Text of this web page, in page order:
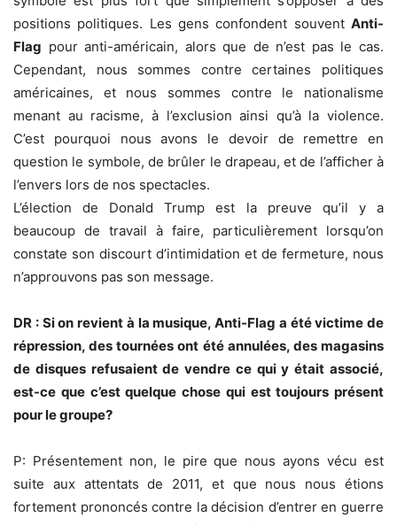
positions politiques. Les gens confondent souvent Anti-
Flag pour anti-américain, alors que de n’est pas le cas.
Cependant, nous sommes contre certaines politiques
américaines, et nous sommes contre le nationalisme
menant au racisme, à l’exclusion ainsi qu’à la violence.
C’est pourquoi nous avons le devoir de remettre en
question le symbole, de brûler le drapeau, et de l’afficher à
l’envers lors de nos spectacles.
L’élection de Donald Trump est la preuve qu’il y a
beaucoup de travail à faire, particulièrement lorsqu’on
constate son discourt d’intimidation et de fermeture, nous
n’approuvons pas son message.
DR : Si on revient à la musique, Anti-Flag a été victime de
répression, des tournées ont été annulées, des magasins
de disques refusaient de vendre ce qui y était associé,
est-ce que c’est quelque chose qui est toujours présent
pour le groupe?
P: Présentement non, le pire que nous ayons vécu est
suite aux attentats de 2011, et que nous nous étions
fortement prononcés contre la décision d’entrer en guerre